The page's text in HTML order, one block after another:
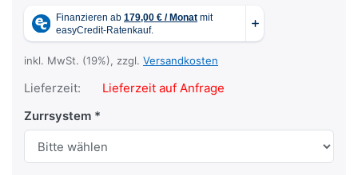
inkl. MwSt. (19%), zzgl. Versandkosten
Lieferzeit:
Lieferzeit auf Anfrage
Zurrsystem